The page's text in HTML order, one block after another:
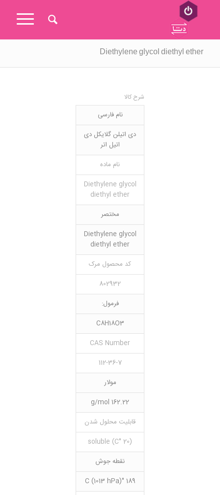
Diethylene glycol diethyl ether
شرح کالا
نام فارسی
دی اتیلن گلایکل دی
اتیل اتر
نام ماده
Diethylene glycol
diethyl ether
مختصر
Diethylene glycol
diethyl ether
کد محصول مرک
802932
فرمول:
C8H18O3
CAS Number
112-36-7
مولار
162.22 g/mol
قابلیت محلول شدن
(20 °C) soluble
نقطه جوش
189 °C (1013 hPa)